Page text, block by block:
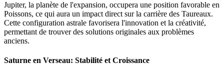
Jupiter, la planète de l'expansion, occupera une position favorable en
Poissons, ce qui aura un impact direct sur la carrière des Taureaux.
Cette configuration astrale favorisera l'innovation et la créativité,
permettant de trouver des solutions originales aux problèmes
anciens.
Saturne en Verseau: Stabilité et Croissance